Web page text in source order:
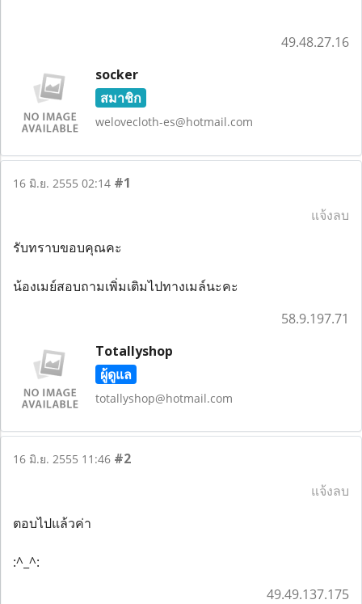
49.48.27.16
socker
สมาชิก
welovecloth-es@hotmail.com
16 มิ.ย. 2555 02:14 #1
แจ้งลบ
รับทราบขอบคุณคะ
น้องเมย์สอบถามเพิ่มเติมไปทางเมล์นะคะ
58.9.197.71
Totallyshop
ผู้ดูแล
totallyshop@hotmail.com
16 มิ.ย. 2555 11:46 #2
แจ้งลบ
ตอบไปแล้วค่า
:^_^:
49.49.137.175